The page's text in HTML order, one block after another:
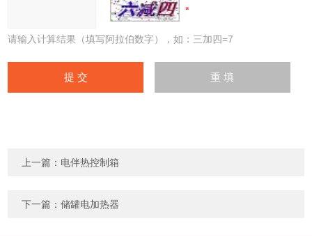
请输入计算结果（填写阿拉伯数字），如：三加四=7
上一篇： 电伴热控制箱
下一篇：储罐电加热器